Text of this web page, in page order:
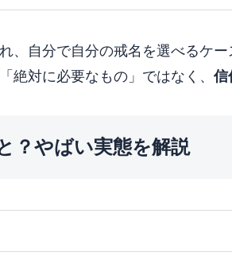
、自分で自分の戒名を選べるケ
絶対に必要なもの」ではなく、 信
？やばい実態を解説